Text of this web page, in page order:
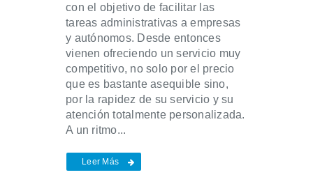
con el objetivo de facilitar las
tareas administrativas a empresas
y autónomos. Desde entonces
vienen ofreciendo un servicio muy
competitivo, no solo por el precio
que es bastante asequible sino,
por la rapidez de su servicio y su
atención totalmente personalizada.
A un ritmo...
Leer Más